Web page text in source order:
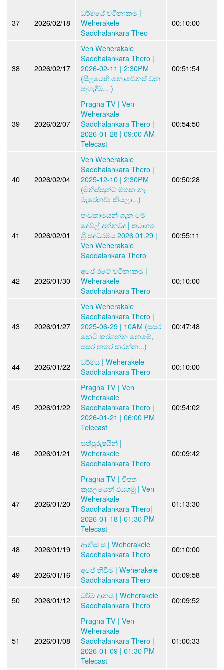
37 2026/02/18
ධර්මයේ වටිනාකම |
Weherakele
Saddhalankara Theo
00:10:00
38 2026/02/17
Ven Weherakale
Saddhalankara Thero |
2026-02-11 | 2:30PM
(සීලයෙහි නොවෙනස් වන
පැහැදීම... )
00:51:54
39 2026/02/07
Pragna TV | Ven
Weherakale
Saddhalankara Thero |
2026-01-28 | 09:00 AM
Telecast
00:54:50
40 2026/02/04
Ven Weherakale
Saddhalankara Thero |
2025-12-10 | 2:30PM
(මිනිස්සුන්ට මතක නෑ
මැරෙනවා කියලා...)
00:50:28
41 2026/02/01
පංචකාමයන් ගැන මේ
දේවල් දන්නවද | තථාගත
ශ්‍රී සද්ධර්මය 2026.01.29 |
Ven Weherakale
Saddalankara Thero
00:55:11
42 2026/01/30
අපේ රටේ වටිනාකම |
Weherakele
Saddhalankara Thero
00:10:00
43 2026/01/27
Ven Weherakale
Saddhalankara Thero |
2025-06-29 | 10AM (සසර
කෙටි කරගන්න නෙමේ,
සසර නතර කරන්න...)
00:47:48
44 2026/01/22
ධර්මය | Weherakele
Saddhalankara Thero
00:10:00
45 2026/01/22
Pragna TV | Ven
Weherakale
Saddhalankara Thero |
2026-01-21 | 06:00 PM
Telecast
00:54:02
46 2026/01/21
සත්පුරුෂයින් |
Weherakele
Saddhalankara Thero
00:09:42
47 2026/01/20
Pragna TV | විපත
කුසලයෙන් ජයගමු | Ven
Weherakale
Saddhalankara Thero|
2026-01-18 | 01:30 PM
Telecast
01:13:30
48 2026/01/19
ආනිසංස | Weherakele
Saddhalankara Thero
00:10:00
49 2026/01/16
අපේ නිවීම | Weherakele
Saddhalankara Thero
00:09:58
50 2026/01/12
ධර්ම දානය | Weherakele
Saddhalankara Thero
00:09:52
51 2026/01/08
Pragna TV | Ven
Weherakale
Saddhalankara Thero |
2026-01-09 | 01:30 PM
Telecast
01:00:33